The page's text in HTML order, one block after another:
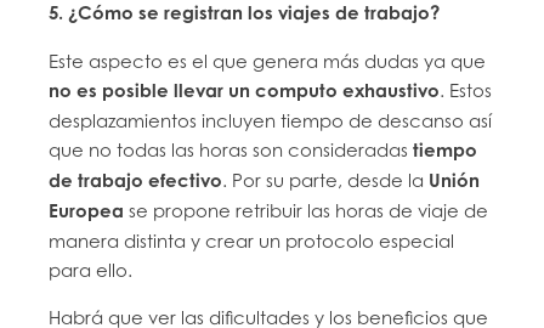
5. ¿Cómo se registran los viajes de trabajo?
Este aspecto es el que genera más dudas ya que
no es posible llevar un computo exhaustivo. Estos
desplazamientos incluyen tiempo de descanso así
que no todas las horas son consideradastiempo
de trabajo efectivo. Por su parte, desde la Unión
Europease propone retribuir las horas de viaje de
manera distinta y crear un protocolo especial
para ello.
Habrá que ver las dificultades y los beneficios que